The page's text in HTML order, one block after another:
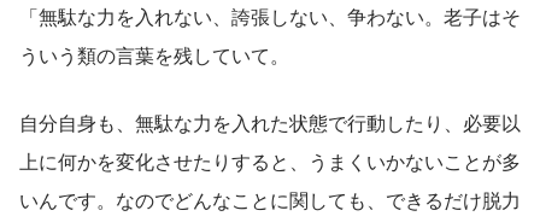
「無駄な力を入れない、誇張しない、争わない。老子はそ
ういう類の言葉を残していて。
自分自身も、無駄な力を入れた状態で行動したり、必要以
上に何かを変化させたりすると、うまくいかないことが多
いんです。なのでどんなことに関しても、できるだけ脱力